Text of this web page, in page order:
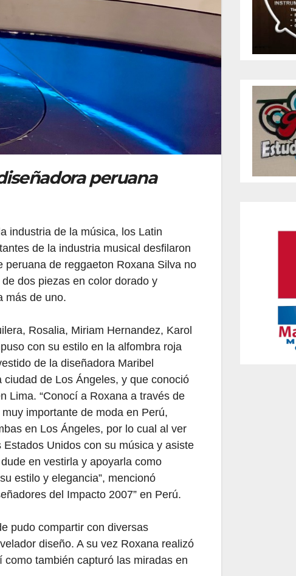
peruana
industria de la música, los Latin
de la industria musical desfilaron
de reggaeton Roxana Silva no
dos piezas en color dorado y
más de uno.
Rosalia, Miriam Hernandez, Karol
con su estilo en la alfombra roja
de la diseñadora Maribel
de Los Ángeles, y que conoció
Lima. “Conocí a Roxana a través de
importante de moda en Perú,
en Los Ángeles, por lo cual al ver
Unidos con su música y asiste
en vestirla y apoyarla como
estilo y elegancia”, mencionó
del Impacto 2007” en Perú.
pudo compartir con diversas
diseño. A su vez Roxana realizó
también capturó las miradas en